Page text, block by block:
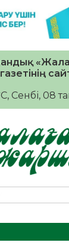
газетінің
, Сенбі, 08